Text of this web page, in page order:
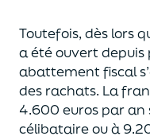
Toutefois, dès lors
a été ouvert depuis
abattement fiscal
des rachats. La
4.600 euros par an
célibataire ou à